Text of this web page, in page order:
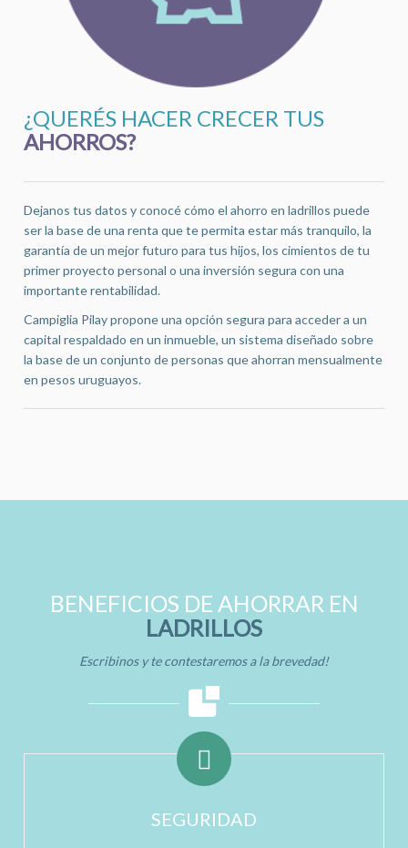
¿QUERÉS HACER CRECER TUS
AHORROS?
Dejanos tus datos y conocé cómo el ahorro en ladrillos puede
ser la base de una renta que te permita estar más tranquilo, la
garantía de un mejor futuro para tus hijos, los cimientos de tu
primer proyecto personal o una inversión segura con una
importante rentabilidad.
Campiglia Pilay propone una opción segura para acceder a un
capital respaldado en un inmueble, un sistema diseñado sobre
la base de un conjunto de personas que ahorran mensualmente
en pesos uruguayos.
BENEFICIOS DE AHORRAR EN
LADRILLOS
Escribinos y te contestaremos a la brevedad!
SEGURIDAD